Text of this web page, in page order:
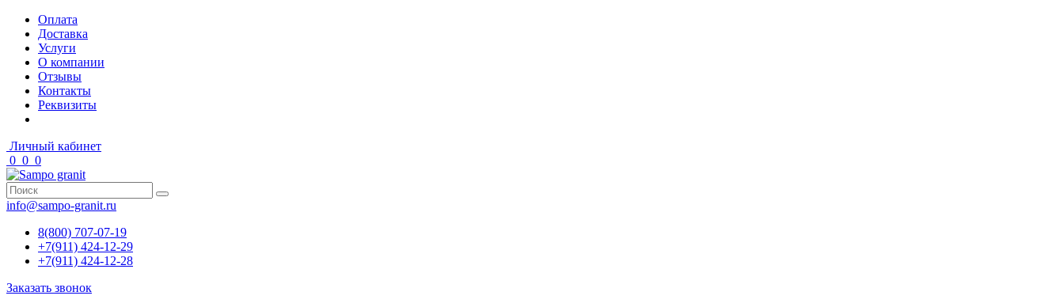
Оплата
Доставка
Услуги
О компании
Отзывы
Контакты
Реквизиты
Личный кабинет
0 0 0
info@sampo-granit.ru
8(800) 707-07-19
+7(911) 424-12-29
+7(911) 424-12-28
Заказать звонок